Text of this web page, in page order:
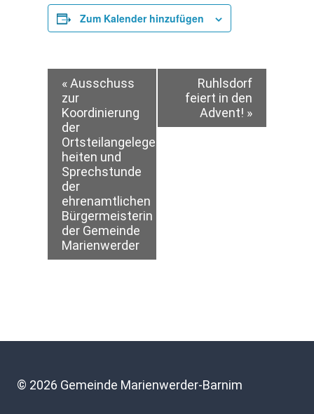
Zum Kalender hinzufügen
Veranstaltung-
Navigation
«Ausschuss
zur
Koordinierung
der
Ortsteilangelegen-
heiten und
Sprechstunde
der
ehrenamtlichen
Bürgermeisterin
der Gemeinde
Marienwerder
Ruhlsdorf
feiert in den
Advent! »
© 2026 Gemeinde Marienwerder-Barnim